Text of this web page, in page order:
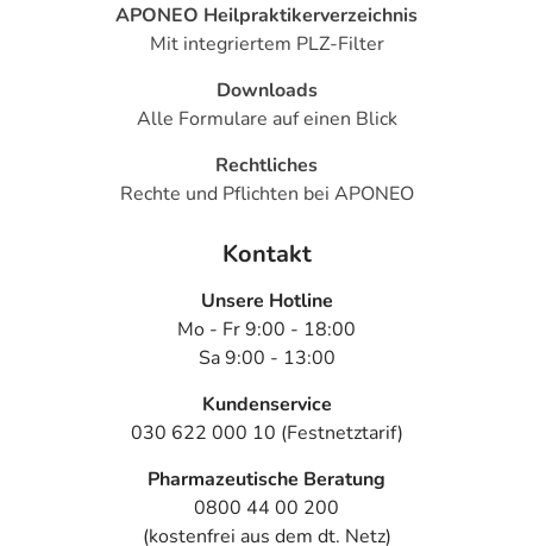
niedrigen Blutdrucks)
- Angioneurotisches Ödem (Schwellung im Gesicht, an
Hand und Fuß)
- Schmerzen im Haltungs- und Bewegungsapparat
- Benommenheit
- Bakterieninfektion der Niere
- Störungen des Flüssigkeit- und Salzhaushaltes
- Veränderung des Blutbildes
- Wachstumsfaktor-Rezeptor (epidermal, human,
- Blutzuckerwert erhöht
APONEO Heilpraktikerverzeichnis
Mit integriertem PLZ-Filter
Downloads
Alle Formulare auf einen Blick
Rechtliches
Rechte und Pflichten bei APONEO
Kontakt
Unsere Hotline
Mo - Fr 9:00 - 18:00
Sa 9:00 - 13:00
Kundenservice
030 622 000 10 (Festnetztarif)
Pharmazeutische Beratung
0800 44 00 200
(kostenfrei aus dem dt. Netz)